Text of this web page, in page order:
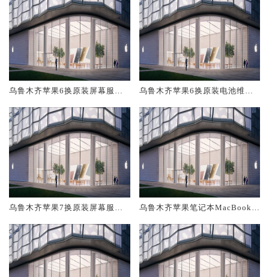
乌鲁木齐苹果6换原装屏幕服务
乌鲁木齐苹果6换原装电池维修
乌鲁木齐苹果7换原装屏幕服务
乌鲁木齐苹果笔记本MacBook A